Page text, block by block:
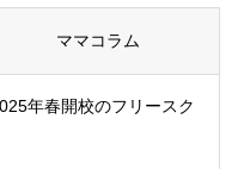
ママコラム
年春開校のフリースク